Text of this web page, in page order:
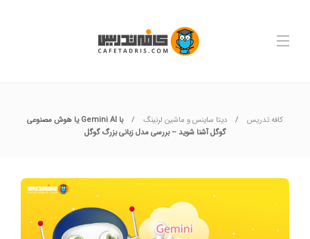
کافه تدریس دیتا ساینس و ماشین لرنینگ
با Gemini AI یا هوش مصنوعی
گوگل آشنا شوید – بررسی مدل زبانی بزرگ گوگل